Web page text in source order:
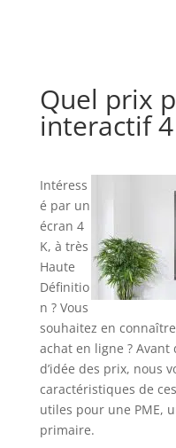
Quel prix
interactif 4
Intéress
é par un
écran 4
K, à très
Haute
Définitio
n ? Vous
souhaitez en
achat en ligne ?
d’idée des prix, nous
caractéristiques de
utiles pour une PME,
primaire.